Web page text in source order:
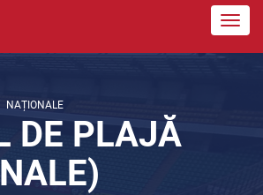
NAȚIONALE
DE PLAJĂ